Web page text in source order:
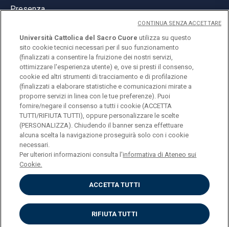
Presenza
© Università Cattolica del Sacro Cuore
Largo A. Gemelli 1, 20123 Milano
PI 02133120150
ENGLISH
Privacy
Accessibilità
Cookies
Impostazione Cookies
Università Cattolica del Sacro Cuore utilizza su questo
sito cookie tecnici necessari per il suo funzionamento
(finalizzati a consentire la fruizione dei nostri servizi,
ottimizzare l'esperienza utente) e, ove si presti il consenso,
cookie ed altri strumenti di tracciamento e di profilazione
(finalizzati a elaborare statistiche e comunicazioni mirate a
proporre servizi in linea con le tue preferenze). Puoi
fornire/negare il consenso a tutti i cookie (ACCETTA
TUTTI/RIFIUTA TUTTI), oppure personalizzare le scelte
(PERSONALIZZA). Chiudendo il banner senza effettuare
alcuna scelta la navigazione proseguirà solo con i cookie
necessari.
Per ulteriori informazioni consulta l'informativa di Ateneo sui
Cookie.
ACCETTA TUTTI
RIFIUTA TUTTI
CONTINUA SENZA ACCETTARE